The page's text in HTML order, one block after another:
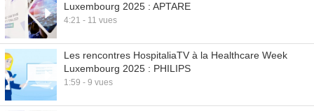
Luxembourg 2025 : APTARE
4:21 - 11 vues
Les rencontres HospitaliaTV à la Healthcare Week
Luxembourg 2025 : PHILIPS
1:59 - 9 vues